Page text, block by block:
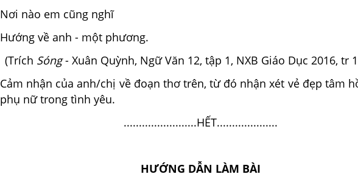
Nơi nào em cũng nghĩ
Hướng về anh - một phương.
(Trích Sóng- Xuân Quỳnh, Ngữ Văn 12, tập 1, NXB Giáo Dục 2016, tr
Cảm nhận của anh/chị về đoạn thơ trên, từ đó nhận xét vẻ đẹp tâm
phụ nữ trong tình yêu.
........................HẾT....................
HƯỚNG DẪN LÀM BÀI